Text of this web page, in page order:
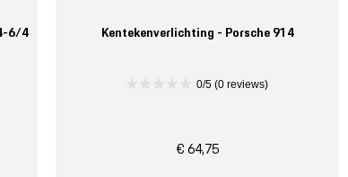
6/4 Kentekenverlichting - Porsche 914
0/5 (0 reviews)
€ 64,75